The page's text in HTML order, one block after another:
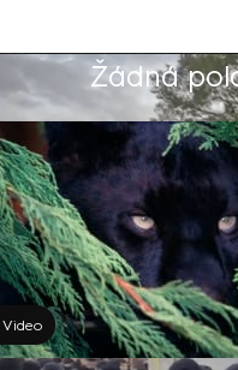
Žádná
redakce
Video